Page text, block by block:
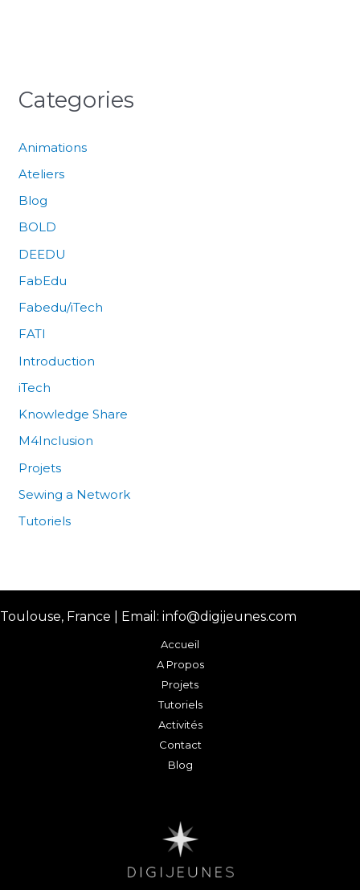
Categories
Animations
Ateliers
Blog
BOLD
DEEDU
FabEdu
Fabedu/iTech
FATI
Introduction
iTech
Knowledge Share
M4Inclusion
Projets
Sewing a Network
Tutoriels
Toulouse, France | Email: info@digijeunes.com
Accueil
A Propos
Projets
Tutoriels
Activités
Contact
Blog